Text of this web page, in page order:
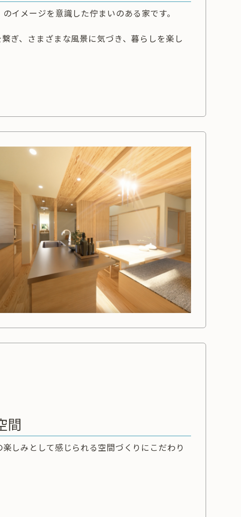
イメージを意識した佇まいのある家です。
ぎ、さまざまな風景に気づき、暮らしを楽し
間
しみとして感じられる空間づくりにこだわり